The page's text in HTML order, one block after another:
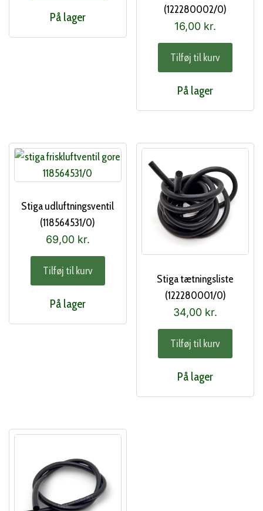
På lager
(122280002/0)
16,00 kr.
Tilføj til kurv
På lager
Stiga udluftningsventil
(118564531/0)
69,00 kr.
Tilføj til kurv
På lager
Stiga tætningsliste
(122280001/0)
34,00 kr.
Tilføj til kurv
På lager